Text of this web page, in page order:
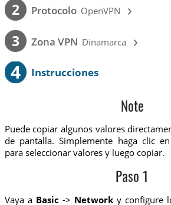
2 Protocolo OpenVPN ›
3 Zona VPN Dinamarca ›
4 Instrucciones
Note
Puede copiar algunos valores
de pantalla. Simplemente haga clic
para seleccionar valores y luego copiar.
Paso 1
Vaya a Basic -> Networky configure